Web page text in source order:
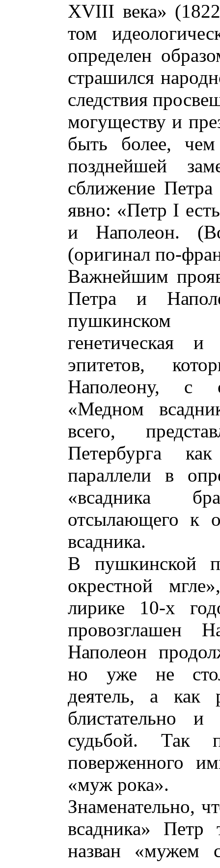
XVIII века»
том
определен
страшился
следствия
могуществу и
быть более,
позднейшей
сближение
явно: «Петр I
и Наполеон.
(оригинал по-
Важнейшим
Петра и
пушкинском
генетическая и
эпитетов,
Наполеону, с
«Медном
всего,
Петербурга
параллели в
«всадника
отсылающего к
всадника.
В пушкинской
окрестной
лирике 10-х
провозглашен
Наполеон
но уже не
деятель, а как
блистательно
судьбой. Так
поверженного
«муж рока».
Знаменательно,
всадника» Петр
назван «мужем